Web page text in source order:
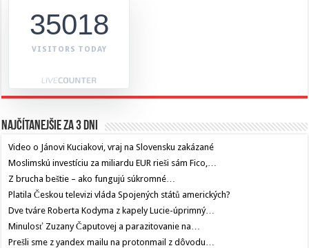
35018
VISITORS TODAY
Najčítanejšie za 3 dni
Video o Jánovi Kuciakovi, vraj na Slovensku zakázané
Moslimskú investíciu za miliardu EUR rieši sám Fico,…
Z brucha beštie – ako fungujú súkromné…
Platila Českou televizi vláda Spojených států amerických?
Dve tváre Roberta Kodyma z kapely Lucie-úprimný…
Minulosť Zuzany Čaputovej a parazitovanie na…
Prešli sme z yandex mailu na protonmail z dôvodu…